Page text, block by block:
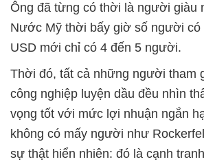
Ông đã từng có thời là người giàu
Nước Mỹ thời bấy giờ số người có
USD mới chỉ có 4 đến 5 người.
Thời đó, tất cả những người tham
công nghiệp luyện dầu đều nhìn
vọng tốt với mức lợi nhuận ngắn
không có mấy người như
sự thật hiển nhiên: đó là cạnh